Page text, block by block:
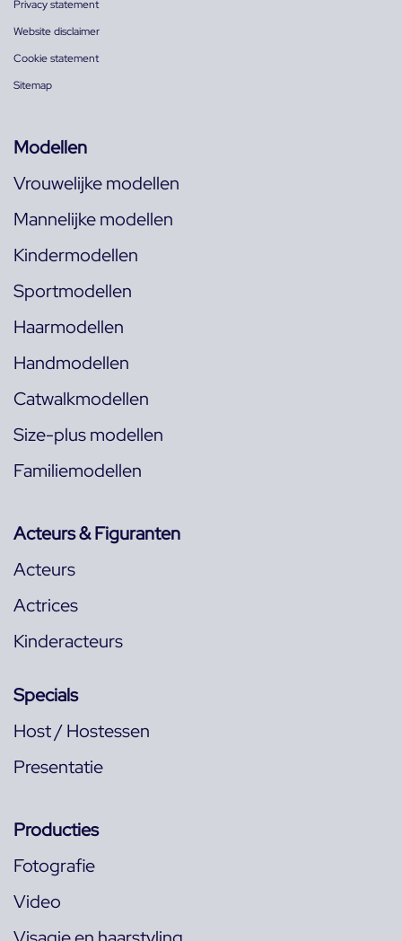
Privacy statement
Website disclaimer
Cookie statement
Sitemap
Modellen
Vrouwelijke modellen
Mannelijke modellen
Kindermodellen
Sportmodellen
Haarmodellen
Handmodellen
Catwalkmodellen
Size-plus modellen
Familiemodellen
Acteurs & Figuranten
Acteurs
Actrices
Kinderacteurs
Specials
Host / Hostessen
Presentatie
Producties
Fotografie
Video